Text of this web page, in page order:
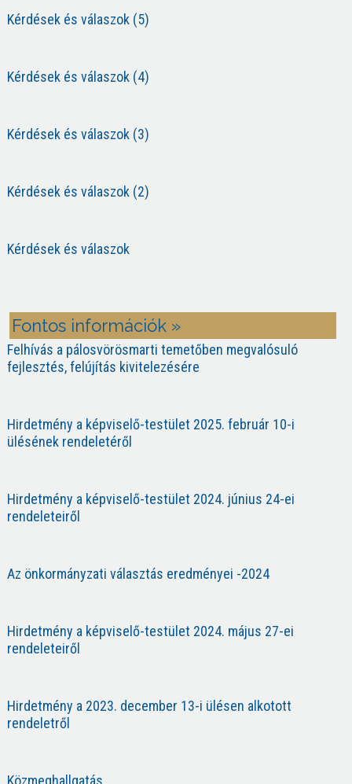
Kérdések és válaszok (5)
Kérdések és válaszok (4)
Kérdések és válaszok (3)
Kérdések és válaszok (2)
Kérdések és válaszok
Fontos információk »
Felhívás a pálosvörösmarti temetőben megvalósuló
fejlesztés, felújítás kivitelezésére
Hirdetmény a képviselő-testület 2025. február 10-i
ülésének rendeletéről
Hirdetmény a képviselő-testület 2024. június 24-ei
rendeleteiről
Az önkormányzati választás eredményei -2024
Hirdetmény a képviselő-testület 2024. május 27-ei
rendeleteiről
Hirdetmény a 2023. december 13-i ülésen alkotott
rendeletről
Közmeghallgatás